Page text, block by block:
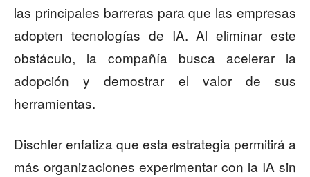
las principales barreras para que las empresas
adopten tecnologías de IA. Al eliminar este
obstáculo, la compañía busca acelerar la
adopción y demostrar el valor de sus
herramientas.
Dischler enfatiza que esta estrategia permitirá a
más organizaciones experimentar con la IA sin